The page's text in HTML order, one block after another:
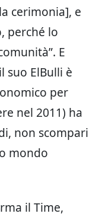
cerimonia], e
perché lo
E
suo ElBulli è
per
nel 2011) ha
non scompari
mondo
il Time,